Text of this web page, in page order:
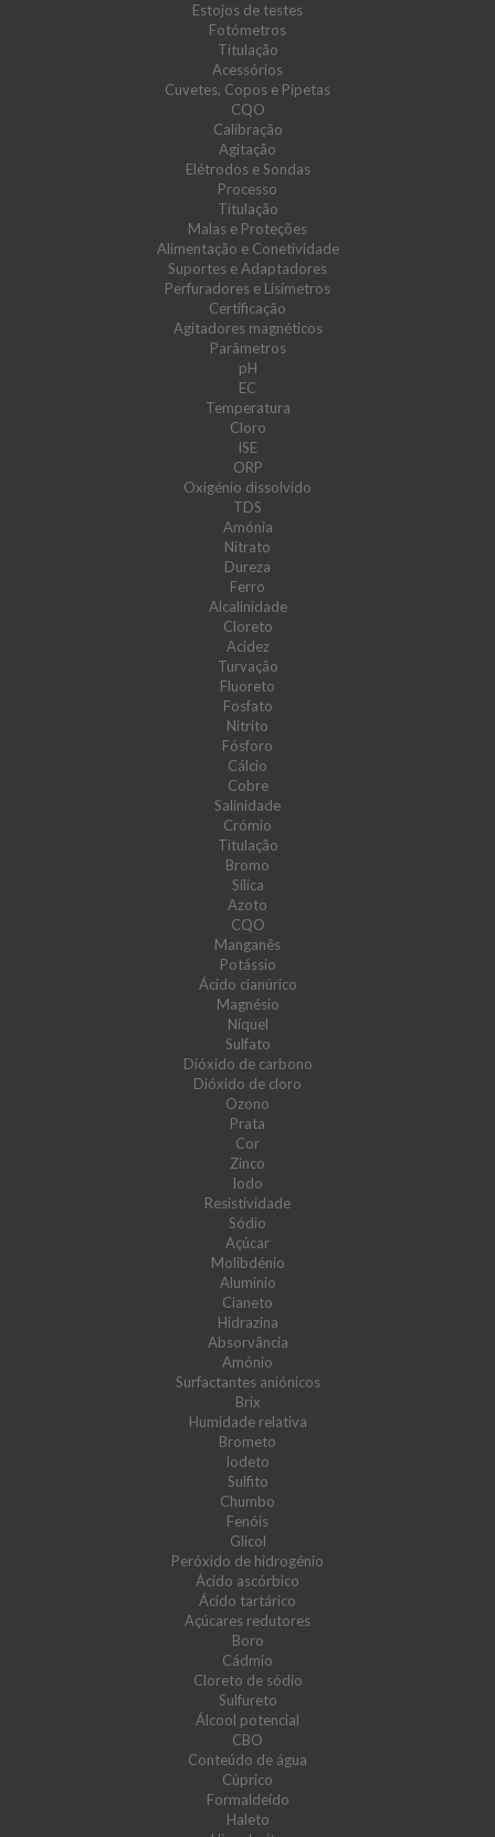
Estojos de testes
Fotómetros
Titulação
Acessórios
Cuvetes, Copos e Pipetas
CQO
Calibração
Agitação
Elétrodos e Sondas
Processo
Titulação
Malas e Proteções
Alimentação e Conetividade
Suportes e Adaptadores
Perfuradores e Lisímetros
Certificação
Agitadores magnéticos
Parâmetros
pH
EC
Temperatura
Cloro
ISE
ORP
Oxigénio dissolvido
TDS
Amónia
Nitrato
Dureza
Ferro
Alcalinidade
Cloreto
Acidez
Turvação
Fluoreto
Fosfato
Nitrito
Fósforo
Cálcio
Cobre
Salinidade
Crómio
Titulação
Bromo
Sílica
Azoto
CQO
Manganês
Potássio
Ácido cianúrico
Magnésio
Níquel
Sulfato
Dióxido de carbono
Dióxido de cloro
Ozono
Prata
Cor
Zinco
Iodo
Resistividade
Sódio
Açúcar
Molibdénio
Alumínio
Cianeto
Hidrazina
Absorvância
Amónio
Surfactantes aniónicos
Brix
Humidade relativa
Brometo
Iodeto
Sulfito
Chumbo
Fenóis
Glicol
Peróxido de hidrogénio
Ácido ascórbico
Ácido tartárico
Açúcares redutores
Boro
Cádmio
Cloreto de sódio
Sulfureto
Álcool potencial
CBO
Conteúdo de água
Cúprico
Formaldeído
Haleto